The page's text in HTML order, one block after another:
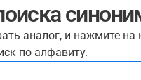
аналог, и нажмите
по алфавиту.